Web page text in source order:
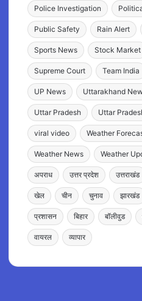
Police Investigation
Public Safety Rain Alert
Sports News Stock Market
Supreme Court Team India
UP News Uttarakhand
Uttar Pradesh Uttar
viral video Weather
Weather News Weather
अपराध उत्तर प्रदेश उत्तराखंड
खेल चीन चुनाव झारखंड
प्रशासन बिहार बॉलीवुड
वायरल व्यापार